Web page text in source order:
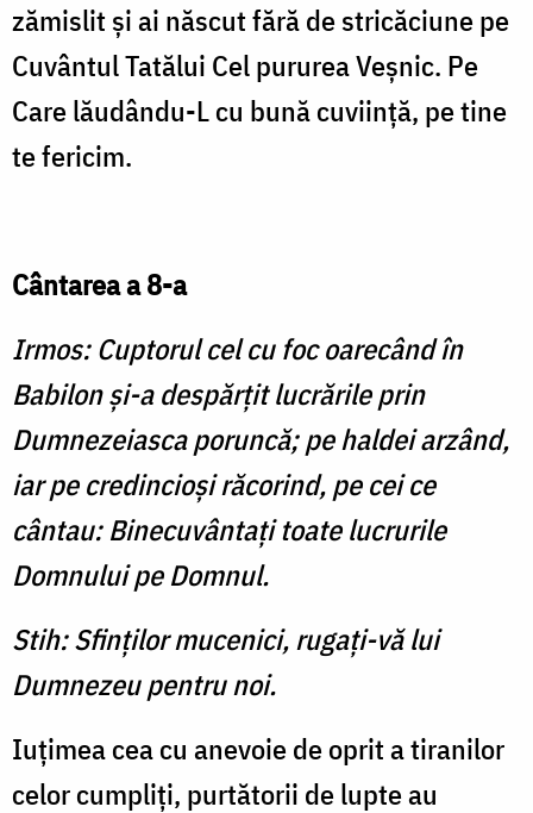
zămislit şi ai născut fără de stricăciune pe
Cuvântul Tatălui Cel pururea Veşnic. Pe
Care lăudându-L cu bună cuviinţă, pe tine
te fericim.
Cântarea a 8-a
Irmos: Cuptorul cel cu foc oarecând în
Babilon şi-a despărţit lucrările prin
Dumnezeiasca poruncă; pe haldei arzând,
iar pe credincioşi răcorind, pe cei ce
cântau: Binecuvântaţi toate lucrurile
Domnului pe Domnul.
Stih: Sfinţilor mucenici, rugaţi-vă lui
Dumnezeu pentru noi.
Iuţimea cea cu anevoie de oprit a tiranilor
celor cumpliţi, purtătorii de lupte au